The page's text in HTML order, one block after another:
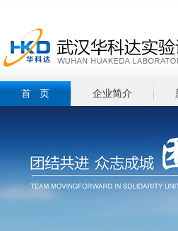
首 页 企业简介